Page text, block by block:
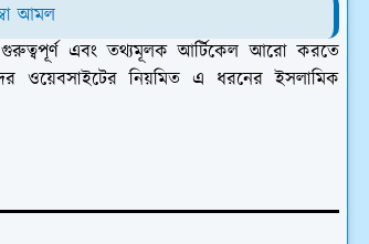
আমল
এবং তথ্যমূলক আর্টিকেল আরো করতে
নিয়মিত এ ধরনের ইসলামিক